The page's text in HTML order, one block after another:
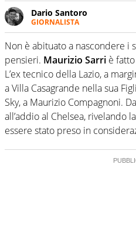
Dario Santoro
GIORNALISTA
Scrive, commenta,
sfaccettature. Tocca
concentrarsi sulle
Non è abituato a nascondere i
pensieri. Maurizio Sarri è
L’ex tecnico della Lazio, a
a Villa Casagrande nella sua
Sky, a Maurizio Compagnoni.
all’addio al Chelsea, rivelando
essere stato preso in